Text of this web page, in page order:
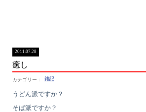
癒し
2011.07.28
雑記
うどん派ですか？
そば派ですか？